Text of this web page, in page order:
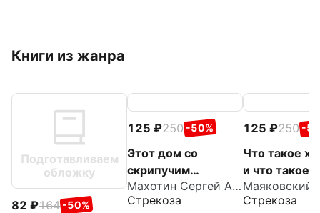
Книги из жанра
Подготавливаем
обложку
82 164 -50%
125 250 -50%
Этот дом со
скрипучим
крыльцом
Махотин Сергей Анатольевич
Стрекоза
125 250 -
Что такое
и что такое
Стрекоза